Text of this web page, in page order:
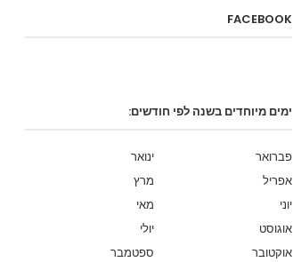
FACEBOOK
ימים מיוחדים בשנה לפי חודשים:
ינואר
פברואר
מרץ
אפריל
מאי
יוני
יולי
אוגוסט
ספטמבר
אוקטובר